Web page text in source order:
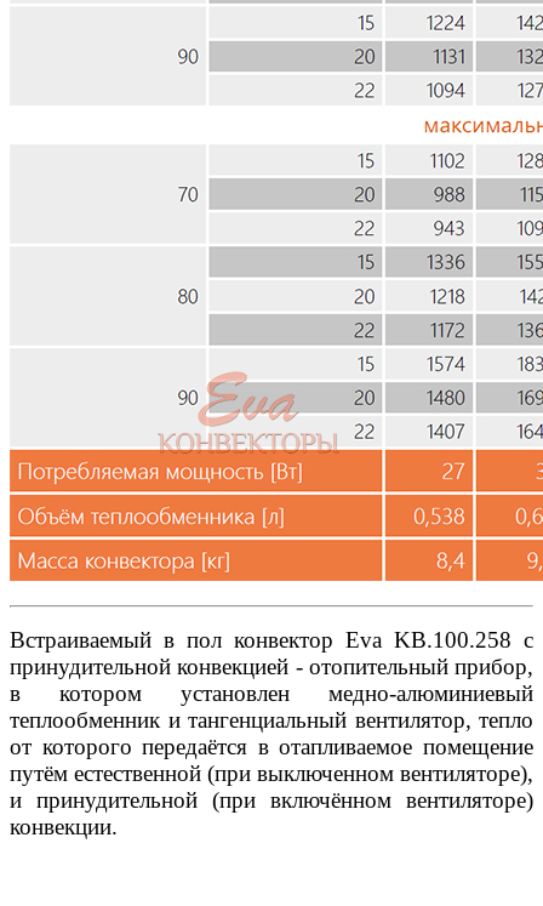
Встраиваемый в пол конвектор Eva KB.100.258 с
принудительной конвекцией - отопительный прибор,
в котором установлен медно-алюминиевый
теплообменник и тангенциальный вентилятор, тепло
от которого передаётся в отапливаемое помещение
путём естественной (при выключенном вентиляторе),
и принудительной (при включённом вентиляторе)
конвекции.